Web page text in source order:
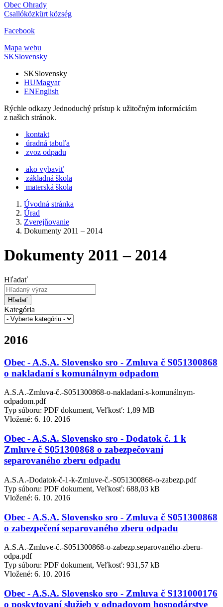
Obec Ohrady
Csallóközkürt község
Facebook
Mapa webu
SKSlovensky
SKSlovensky
HUMagyar
ENEnglish
Rýchle odkazy Jednoduchý prístup k užitočným informáciám
z našich stránok.
kontakt
úradná tabuľa
zvoz odpadu
ako vybaviť
základná škola
materská škola
Úvodná stránka
Úrad
Zverejňovanie
Dokumenty 2011 – 2014
Dokumenty 2011 – 2014
Hľadať
Hľadať
Kategória
2016
Obec - A.S.A. Slovensko sro - Zmluva č S051300868
o nakladaní s komunálnym odpadom
A.S.A.-Zmluva-č.-S051300868-o-nakladaní-s-komunálnym-
odpadom.pdf
Typ súboru: PDF dokument, Veľkosť: 1,89 MB
Vložené: 6. 10. 2016
Obec - A.S.A. Slovensko sro - Dodatok č. 1 k
Zmluve č S051300868 o zabezpečovaní
separovaného zberu odpadu
A.S.A.-Dodatok-č-1-k-Zmluve-č.-S051300868-o-zabezp.pdf
Typ súboru: PDF dokument, Veľkosť: 688,03 kB
Vložené: 6. 10. 2016
Obec - A.S.A. Slovensko sro - Zmluva č S051300868
o zabezpečení separovaného zberu odpadu
A.S.A.-Zmluve-č.-S051300868-o-zabezp.separovaného-zberu-
odpa.pdf
Typ súboru: PDF dokument, Veľkosť: 931,57 kB
Vložené: 6. 10. 2016
Obec - A.S.A. Slovensko sro - Zmluva č S131000176
o poskytovaní služieb v odpadovom hospodárstve